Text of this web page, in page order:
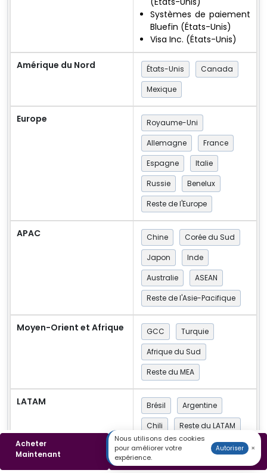
Systèmes de paiement
Bluefin (États-Unis)
Visa Inc. (États-Unis)
Amérique du Nord États-Unis
Canada
Mexique
Europe
Royaume-Uni
Allemagne
France
Espagne
Italie
Russie
Benelux
Reste de l'Europe
APAC Chine
Corée du Sud
Japon
Inde
Australie
ASEAN
Reste de l'Asie-Pacifique
Moyen-Orient et Afrique GCC
Turquie
Afrique du Sud
Reste du MEA
LATAM Brésil
Argentine
Chili
Reste du LATAM
Couverture du rapport
Prévisions de recettes
Paysage concurrentiel
Acheter
Maintenant
Télécharger un
Échantillon
Nous utilisons des cookies
pour améliorer votre
expérience.
Autoriser ×